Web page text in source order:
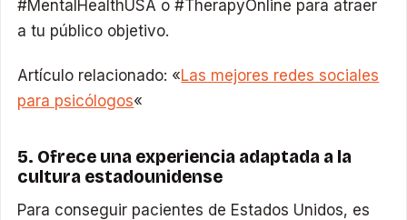
#MentalHealthUSA o #TherapyOnline para atraer
a tu público objetivo.
Artículo relacionado: «Las mejores redes sociales
para psicólogos«
5. Ofrece una experiencia adaptada a la
cultura estadounidense
Para conseguir pacientes de Estados Unidos, es